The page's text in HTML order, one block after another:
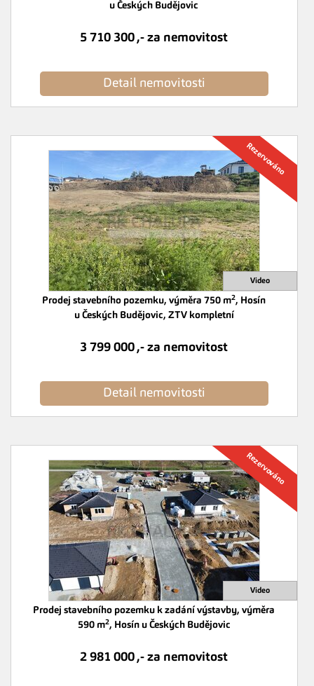
u Českých Budějovic
Detail nemovitosti
5 710 300 ,- za nemovitost
Prodej stavebního pozemku, výměra 750 m2, Hosín
u Českých Budějovic, ZTV kompletní
Detail nemovitosti
3 799 000 ,- za nemovitost
Prodej stavebního pozemku k zadání výstavby, výměra
590 m2, Hosín u Českých Budějovic
2 981 000 ,- za nemovitost